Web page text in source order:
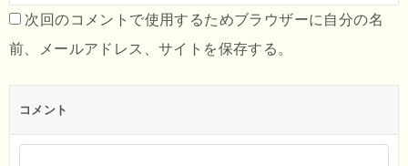
次回のコメントで使用するためブラウザーに自分の名
前、メールアドレス、サイトを保存する。
コメント